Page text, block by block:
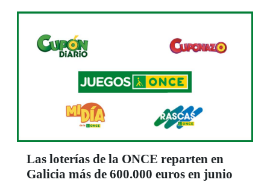
Las loterías de la ONCE reparten en
Galicia más de 600.000 euros en junio